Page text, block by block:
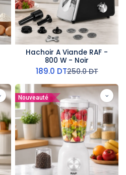
Hachoir A Viande RAF -
800 W - Noir
189.0 DT250.0DT
Nouveauté